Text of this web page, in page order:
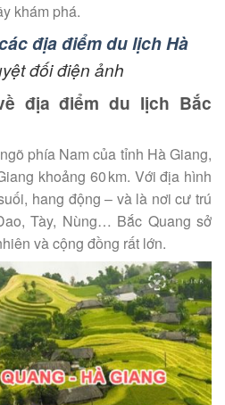
khám phá.
địa điểm du lịch Hà
đối điện ảnh
địa điểm du lịch Bắc
phía Nam của tỉnh Hà Giang,
khoảng 60 km. Với địa hình
hang động – và là nơi cư trú
Tày, Nùng… Bắc Quang sở
và cộng đồng rất lớn.